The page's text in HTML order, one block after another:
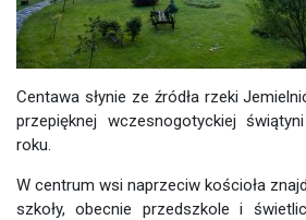
Centawa słynie ze źródła rzeki
przepięknej wczesnogotyckiej
roku.
W centrum wsi naprzeciw kościoła
szkoły, obecnie przedszkole i